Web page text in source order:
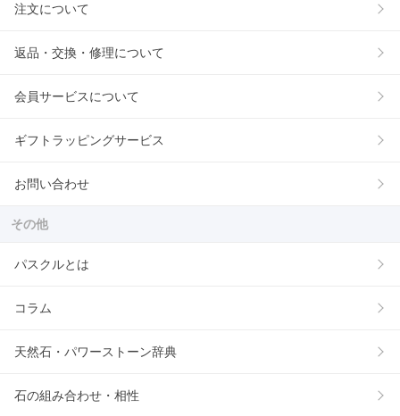
注文について
返品・交換・修理について
会員サービスについて
ギフトラッピングサービス
お問い合わせ
その他
パスクルとは
コラム
天然石・パワーストーン辞典
石の組み合わせ・相性